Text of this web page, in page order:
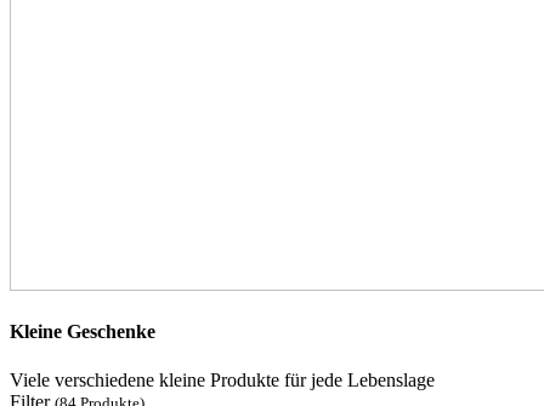
Kleine Geschenke
Viele verschiedene kleine Produkte für jede Lebenslage
Filter